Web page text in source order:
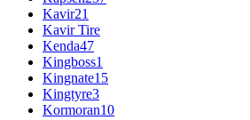
Kavir21
Kavir Tire
Kenda47
Kingboss1
Kingnate15
Kingtyre3
Kormoran10